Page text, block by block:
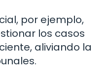
por ejemplo,
los casos
aliviando la